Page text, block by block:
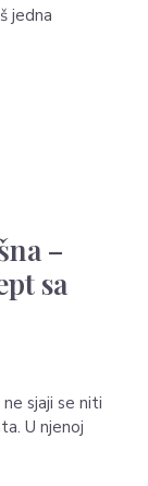
jedna
–
sa
sjaji se niti
U njenoj